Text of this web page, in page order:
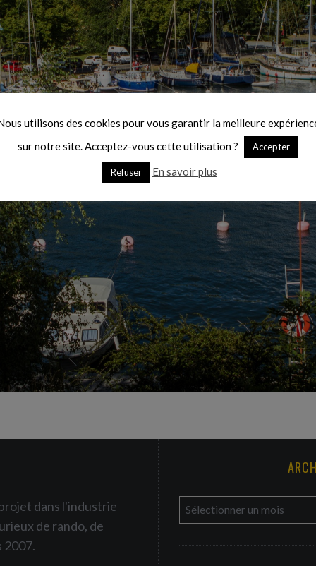
dans l'industrie
de rando, de
2007.
r
c
utilisons des cookies pour vous garantir la meilleure
sur notre site. Acceptez-vous cette utilisation ?
Accepter
Refuser En savoir plus